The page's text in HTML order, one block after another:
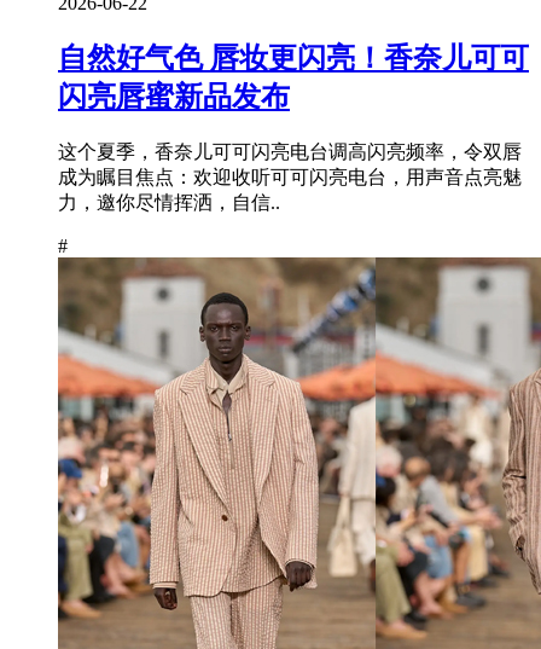
自然好气色 唇妆更闪亮！香奈儿可可
闪亮唇蜜新品发布
这个夏季，香奈儿可可闪亮电台调高闪亮频率，令双唇
成为瞩目焦点：欢迎收听可可闪亮电台，用声音点亮魅
力，邀你尽情挥洒，自信..
#